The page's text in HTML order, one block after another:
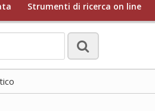
Strumenti di ricerca on line